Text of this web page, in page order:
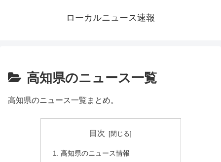
ローカルニュース速報
高知県のニュース一覧
高知県のニュース一覧まとめ。
目次
高知県のニュース情報